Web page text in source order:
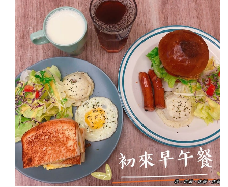
頭
城
鎮:
木
瓜
王
現
打
果
汁，
堅
持
用
最
好
的
水